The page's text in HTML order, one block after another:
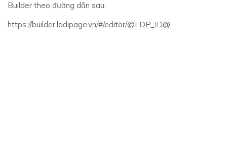
Builder theo đường dẫn sau:
https://builder.ladipage.vn/#/editor/@LDP_ID@